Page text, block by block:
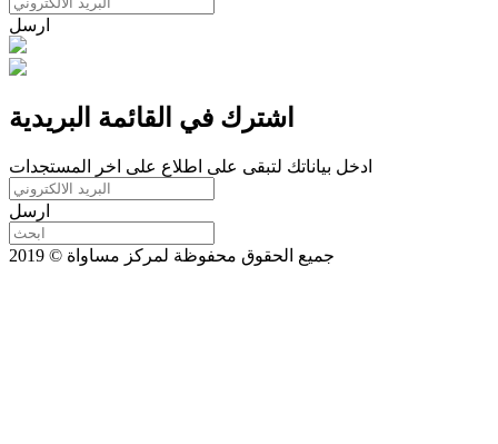
ارسل
اشترك في القائمة البريدية
ادخل بياناتك لتبقى على اطلاع على اخر المستجدات
ارسل
جميع الحقوق محفوظة لمركز مساواة © 2019